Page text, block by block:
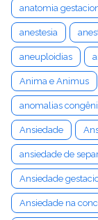
anatomia
anestesia
aneuploidias
Anima e Animus
anomalias
Ansiedade
ansiedade de
Ansiedade
Ansiedade na